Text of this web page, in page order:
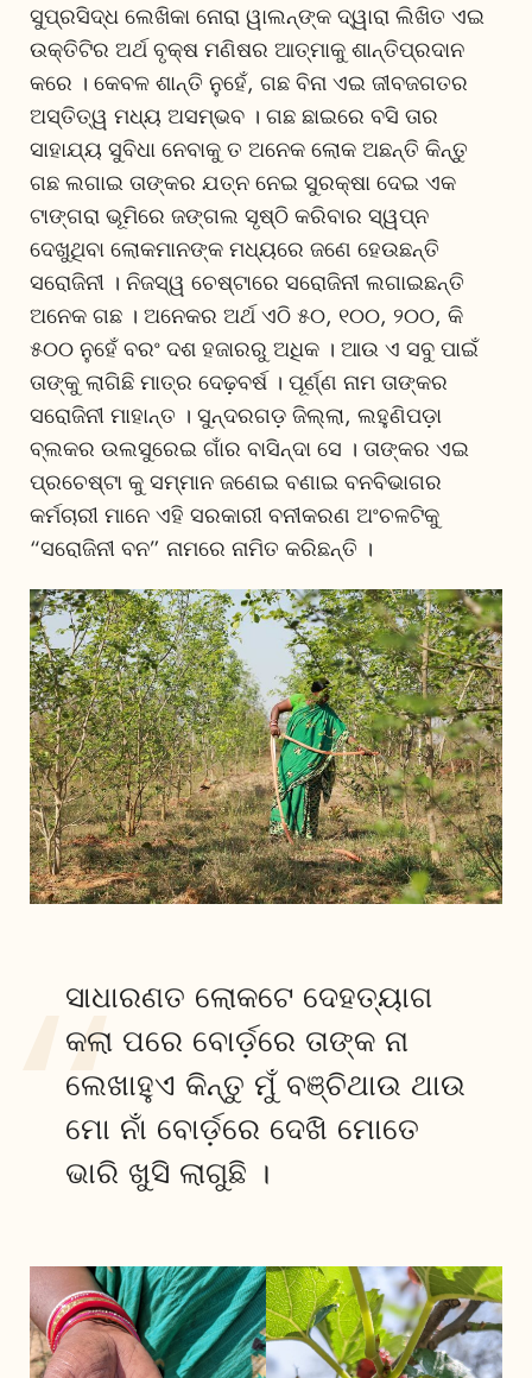
ସୁପ୍ରସିଦ୍ଧ ଲେଖିକା ନୋରା ୱାଲନ୍‌ଙ୍କ ଦ୍ୱାରା ଲିଖିତ ଏଇ
ଉକ୍ତିଟିର ଅର୍ଥ ବୃକ୍ଷ ମଣିଷର ଆତ୍ମାକୁ ଶାନ୍ତିପ୍ରଦାନ
କରେ । କେବଳ ଶାନ୍ତି ନୁହେଁ, ଗଛ ବିନା ଏଇ ଜୀବଜଗତର
ଅସ୍ତିତ୍ୱ ମଧ୍ୟ ଅସମ୍ଭବ । ଗଛ ଛାଇରେ ବସି ତାର
ସାହାଯ୍ୟ ସୁବିଧା ନେବାକୁ ତ ଅନେକ ଲୋକ ଅଛନ୍ତି କିନ୍ତୁ
ଗଛ ଲଗାଇ ତାଙ୍କର ଯତ୍ନ ନେଇ ସୁରକ୍ଷା ଦେଇ ଏକ
ଟାଙ୍ଗରା ଭୂମିରେ ଜଙ୍ଗଲ ସୃଷ୍ଠି କରିବାର ସ୍ୱପ୍ନ
ଦେଖୁଥିବା ଲୋକମାନଙ୍କ ମଧ୍ୟରେ ଜଣେ ହେଉଛନ୍ତି
ସରୋଜିନୀ । ନିଜସ୍ୱ ଚେଷ୍ଟାରେ ସରୋଜିନୀ ଲଗାଇଛନ୍ତି
ଅନେକ ଗଛ । ଅନେକର ଅର୍ଥ ଏଠି ୫୦, ୧୦୦, ୨୦୦, କି
୫୦୦ ନୁହେଁ ବରଂ ଦଶ ହଜାରରୁ ଅଧିକ । ଆଉ ଏ ସବୁ ପାଇଁ
ତାଙ୍କୁ ଲାଗିଛି ମାତ୍ର ଦେଢ଼ବର୍ଷ । ପୂର୍ଣ୍ଣ ନାମ ତାଙ୍କର
ସରୋଜିନୀ ମାହାନ୍ତ । ସୁନ୍ଦରଗଡ଼ ଜିଲ୍ଲା, ଲହୁଣିପଡ଼ା
ବ୍ଲକର ଉଲସୁରେଇ ଗାଁର ବାସିନ୍ଦା ସେ । ତାଙ୍କର ଏଇ
ପ୍ରଚେଷ୍ଟା କୁ ସମ୍ମାନ ଜଣେଇ ବଣାଇ ବନବିଭାଗର
କର୍ମଚାରୀ ମାନେ ଏହି ସରକାରୀ ବନୀକରଣ ଅଂଚଳଟିକୁ
“ସରୋଜିନୀ ବନ” ନାମରେ ନାମିତ କରିଛନ୍ତି ।
ସାଧାରଣତ ଲୋକଟେ ଦେହତ୍ୟାଗ
କଲା ପରେ ବୋର୍ଡ଼ରେ ତାଙ୍କ ନା
ଲେଖାହୁଏ କିନ୍ତୁ ମୁଁ ବଞ୍ଚିଥାଉ ଥାଉ
ମୋ ନାଁ ବୋର୍ଡ଼ରେ ଦେଖି ମୋତେ
ଭାରି ଖୁସି ଲାଗୁଛି ।